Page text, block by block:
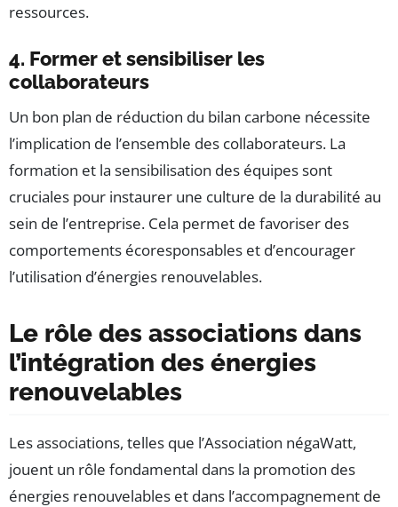
ressources.
4. Former et sensibiliser les
collaborateurs
Un bon plan de réduction du bilan carbone nécessite
l’implication de l’ensemble des collaborateurs. La
formation et la sensibilisation des équipes sont
cruciales pour instaurer une culture de la durabilité au
sein de l’entreprise. Cela permet de favoriser des
comportements écoresponsables et d’encourager
l’utilisation d’énergies renouvelables.
Le rôle des associations dans
l’intégration des énergies
renouvelables
Les associations, telles que l’Association négaWatt,
jouent un rôle fondamental dans la promotion des
énergies renouvelables et dans l’accompagnement de